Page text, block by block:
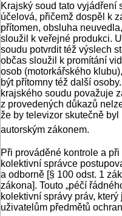
Krajský soud tato vyjádření
účelová, přičemž dospěl k
přítomen, obsluha
sloužil k veřejné produkci.
soudu potvrdit též výslech
občas sloužil k promítání
osob (motorkářského
být přítomny též další
krajského soudu považuje
z provedených důkazů
že by televizor skutečně
autorským zákonem.
Při prováděné kontrole a
kolektivní správce
a odborně [§ 100 odst. 1
zákona]. Touto „péčí
kolektivní správy práv,
uživatelům předmětů